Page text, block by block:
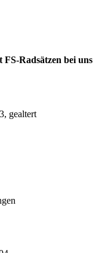
FS-Radsätzen bei uns
gealtert